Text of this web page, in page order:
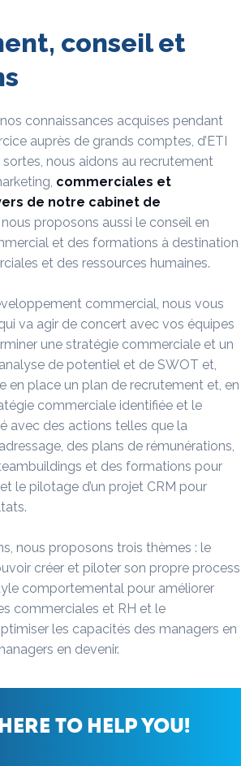
conseil et
connaissances acquises pendant
auprès de grands comptes, d’ETI
nous aidons au recrutement
commerciales et
de notre cabinet de
nous proposons aussi le conseil en
et des formations à destination
et des ressources humaines.
commercial, nous vous
va agir de concert avec vos équipes
une stratégie commerciale et un
de potentiel et de SWOT et,
en place un plan de recrutement et, en
commerciale identifiée et le
avec des actions telles que la
des plans de rémunérations,
et des formations pour
le pilotage d’un projet CRM pour
nous proposons trois thèmes : le
créer et piloter son propre process
comportemental pour améliorer
commerciales et RH et le
les capacités des managers en
en devenir.
here to help you!